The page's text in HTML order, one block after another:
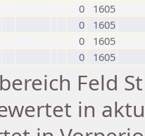
0
1605
0
1605
0
1605
0 1605
Feld
in